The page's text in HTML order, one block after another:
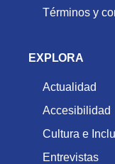
Términos y
EXPLORA
Actualidad
Accesibilidad
Cultura e
Entrevistas